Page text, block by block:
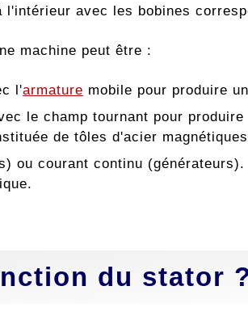
avec les bobines
machine peut être :
l'armature mobile pour produire
le champ tournant pour
de tôles d'acier
ou courant continu
du stator